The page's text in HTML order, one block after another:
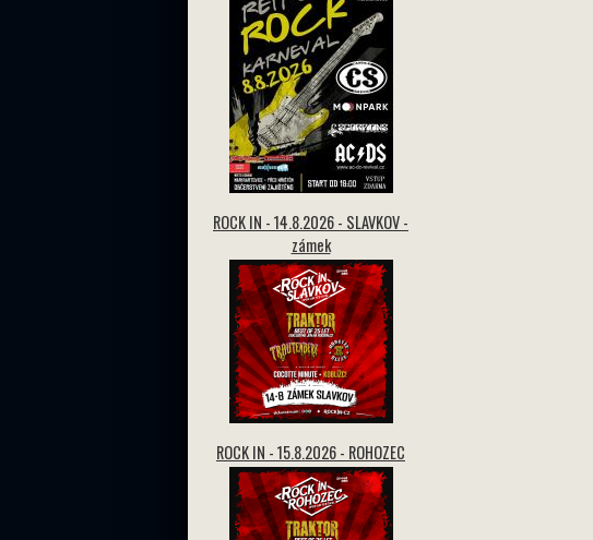
ROCK IN - 14.8.2026 - SLAVKOV -
zámek
ROCK IN - 15.8.2026 - ROHOZEC